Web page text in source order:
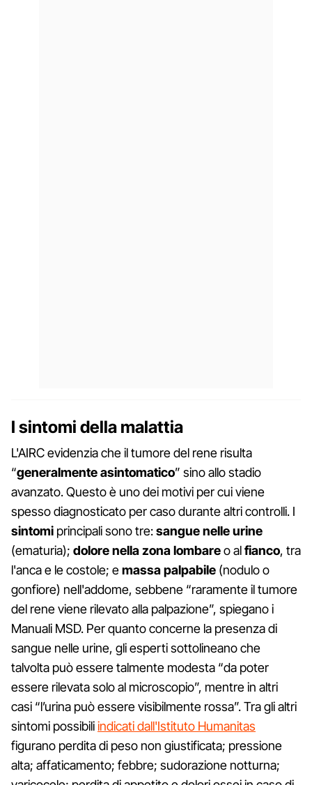
I sintomi della malattia
L'AIRC evidenzia che il tumore del rene risulta
“generalmente asintomatico” sino allo stadio
avanzato. Questo è uno dei motivi per cui viene
spesso diagnosticato per caso durante altri controlli. I
sintomi principali sono tre:sangue nelle urine
(ematuria); dolore nella zona lombareo alfianco, tra
l'anca e le costole; emassa palpabile (nodulo o
gonfiore) nell'addome, sebbene “raramente il tumore
del rene viene rilevato alla palpazione”, spiegano i
Manuali MSD. Per quanto concerne la presenza di
sangue nelle urine, gli esperti sottolineano che
talvolta può essere talmente modesta “da poter
essere rilevata solo al microscopio”, mentre in altri
casi “l’urina può essere visibilmente rossa”. Tra gli altri
sintomi possibiliindicati dall'Istituto Humanitas
figurano perdita di peso non giustificata; pressione
alta; affaticamento; febbre; sudorazione notturna;